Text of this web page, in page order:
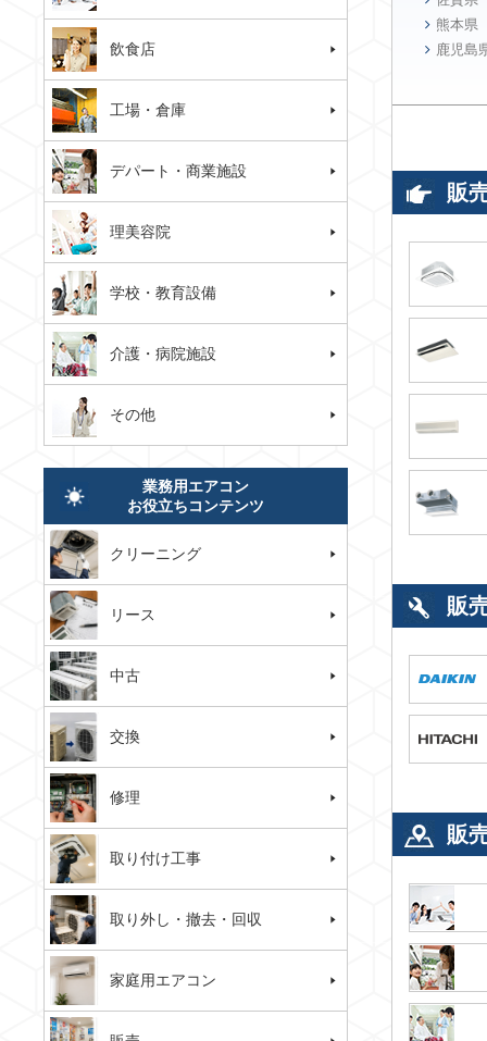
熊本県
鹿児島
販
販
販
飲食店
工場・倉庫
デパート・商業施設
理美容院
学校・教育設備
介護・病院施設
その他
業務用エアコン
お役立ちコンテンツ
クリーニング
リース
中古
交換
修理
取り付け工事
取り外し・撤去・回収
家庭用エアコン